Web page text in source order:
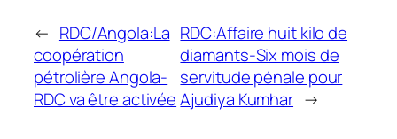
← RDC/Angola:La
coopération
pétrolière Angola-
RDC va être activée
RDC:Affaire huit kilo de
diamants-Six mois de
servitude pénale pour
Ajudiya Kumhar →